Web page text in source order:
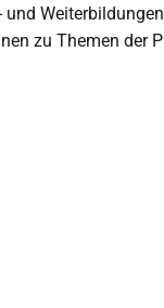
zu Themen der